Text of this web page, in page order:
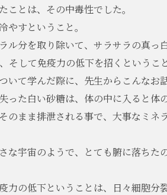
ことは、その中毒性でした。
やすということ。
ル分を取り除いて、サラサラの真っ
そして免疫力の低下を招くというこ
いて学んだ際に、先生からこんなお
失った白い砂糖は、体の中に入ると
のまま排泄される事で、大事なミネ
な宇宙のようで、とても腑に落ちた
力の低下ということは、日々細胞分